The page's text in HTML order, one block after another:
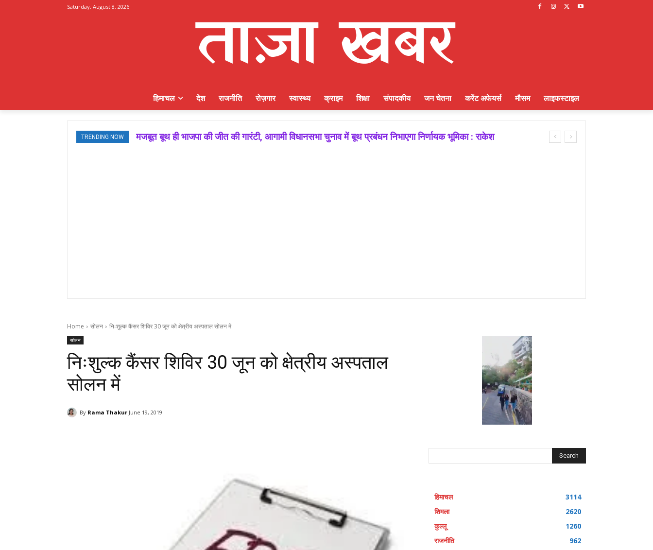
Saturday, August 8, 2026
हिमाचल देश राजनीति रोज़गार स्वास्थ्य क्राइम शिक्षा संपादकीय जन चेतना करेंट अफेयर्स मौसम लाइफस्टाइल
TRENDING NOW
मजबूत बूथ ही भाजपा की जीत की गारंटी, आगामी विधानसभा चुनाव में बूथ प्रबंधन निभाएगा निर्णायक भूमिका : राकेश
Home सोलन निःशुल्क कैंसर शिविर 30 जून को क्षेत्रीय अस्पताल सोलन में
सोलन
निःशुल्क कैंसर शिविर 30 जून को क्षेत्रीय अस्पताल
सोलन में
By Rama Thakur June 19, 2019
Search
हिमाचल
3114
शिमला
2620
कुल्लू
1260
राजनीति
962